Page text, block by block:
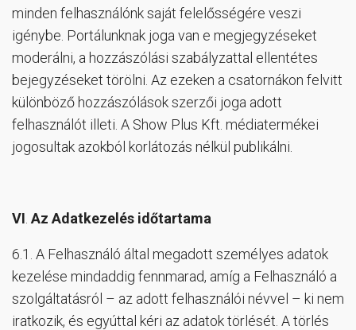
minden felhasználónk saját felelősségére veszi
igénybe. Portálunknak joga van e megjegyzéseket
moderálni, a hozzászólási szabályzattal ellentétes
bejegyzéseket törölni. Az ezeken a csatornákon felvitt
különböző hozzászólások szerzői joga adott
felhasználót illeti. A Show Plus Kft. médiatermékei
jogosultak azokból korlátozás nélkül publikálni.
VI Az Adatkezelés időtartama
6.1. A Felhasználó által megadott személyes adatok
kezelése mindaddig fennmarad, amíg a Felhasználó a
szolgáltatásról – az adott felhasználói névvel – ki nem
iratkozik, és egyúttal kéri az adatok törlését. A törlés